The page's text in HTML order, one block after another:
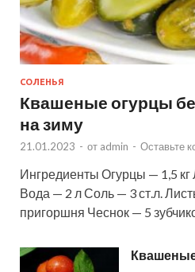
СОЛЕНЬЯ
Квашеные огурцы
на зиму
21.01.2023 - от admin - Оставьте
Ингредиенты Огурцы — 1,5
Вода — 2 л Соль — 3 ст.л.
пригоршня Чеснок — 5